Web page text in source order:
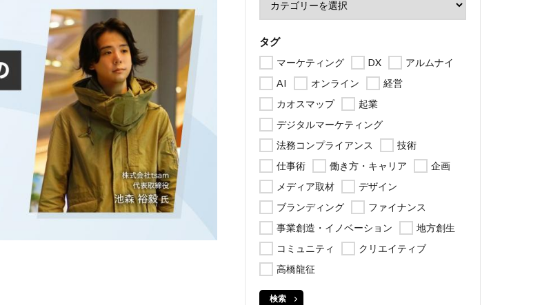
タグ
マーケティング DX
アルムナイ
AI
オンライン
経営
カオスマップ
起業
デジタルマーケティング
法務コンプライアンス
技術
仕事術
働き方・キャリア
企画
メディア取材
デザイン
ブランディング
ファイナンス
事業創造・イノベーション
地方創生
コミュニティ
クリエイティブ
高橋龍征
検索